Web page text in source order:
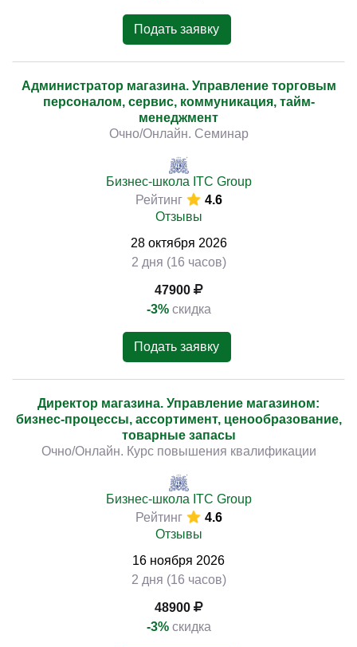
Подать заявку
Администратор магазина. Управление торговым
персоналом, сервис, коммуникация, тайм-
менеджмент
Очно/Онлайн. Семинар
Бизнес-школа ITC Group
Рейтинг
4.6
Отзывы
28 октября 2026
2 дня (16 часов)
47900
-3% скидка
Подать заявку
Директор магазина. Управление магазином:
бизнес-процессы, ассортимент, ценообразование,
товарные запасы
Очно/Онлайн. Курс повышения квалификации
Бизнес-школа ITC Group
Рейтинг
4.6
Отзывы
16 ноября 2026
2 дня (16 часов)
48900
-3% скидка